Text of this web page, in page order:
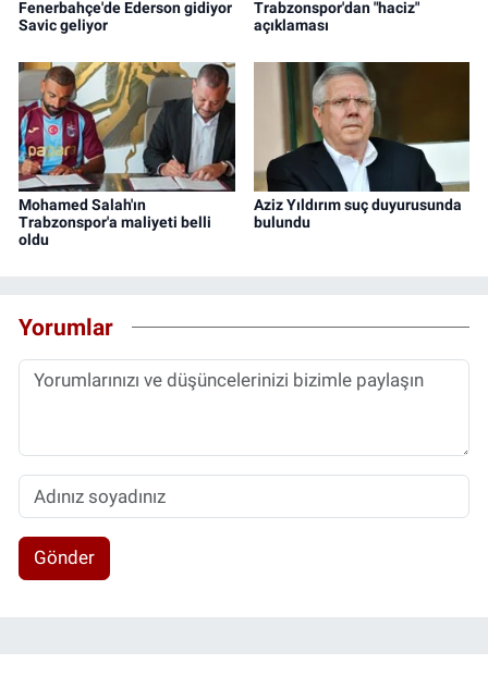
Fenerbahçe'de Ederson gidiyor
Savic geliyor
Trabzonspor'dan "haciz"
açıklaması
Mohamed Salah'ın
Trabzonspor'a maliyeti belli
oldu
Aziz Yıldırım suç duyurusunda
bulundu
Yorumlar
Gönder